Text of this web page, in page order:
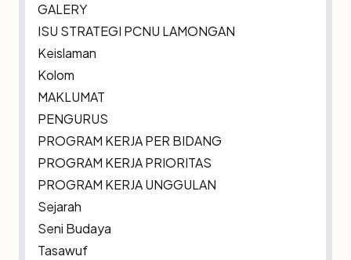
GALERY
ISU STRATEGI PCNU LAMONGAN
Keislaman
Kolom
MAKLUMAT
PENGURUS
PROGRAM KERJA PER BIDANG
PROGRAM KERJA PRIORITAS
PROGRAM KERJA UNGGULAN
Sejarah
Seni Budaya
Tasawuf